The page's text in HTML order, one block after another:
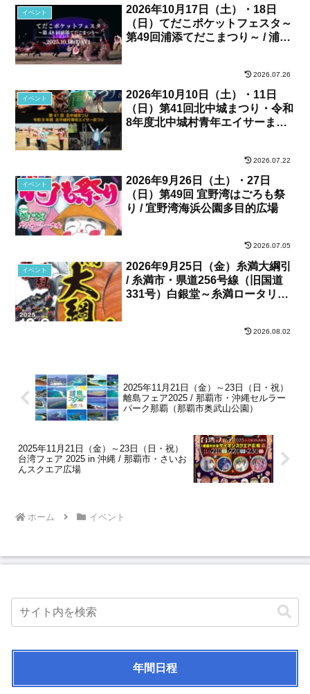
イベント
2026年10月17日（土）・18日
（日）てだこポケットフェスタ～
第49回浦添てだこまつり～ / 浦添
2026.07.26
イベント
2026年10月10日（土）・11日
（日）第41回北中城まつり・令和
8年度北中城村青年エイサーまつ
2026.07.22
イベント
2026年9月26日（土）・27日
（日）第49回 宜野湾はごろも祭
り / 宜野湾海浜公園多目的広場
2026.07.05
イベント
2026年9月25日（金）糸満大綱引
/ 糸満市・県道256号線（旧国道
331号）白銀堂～糸満ロータリー
2026.08.02
2025年11月21日（金）～23日（日・祝）
離島フェア2025 / 那覇市・沖縄セルラー
パーク那覇（那覇市奥武山公園）
2025年11月21日（金）～23日（日・祝）
台湾フェア 2025 in 沖縄 / 那覇市・さいお
んスクエア広場
ホーム イベント
年間日程